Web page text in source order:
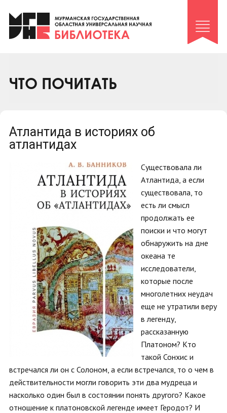
Клуб «Гиря и сельдерей»
Клуб «Семейный архив»
Коллегам
ЧТО ПОЧИТАТЬ
Атлантида в историях об
атлантидах
Существовала ли
Атлантида, а если
существовала, то
есть ли смысл
продолжать ее
поиски и что могут
обнаружить на дне
океана те
исследователи,
которые после
многолетних неудач
еще не утратили веру
в легенду,
рассказанную
Платоном? Кто
такой Сонхис и
встречался ли он с Солоном, а если встречался, то о чем в
действительности могли говорить эти два мудреца и
насколько один был в состоянии понять другого? Какое
отношение к платоновской легенде имеет Геродот? И